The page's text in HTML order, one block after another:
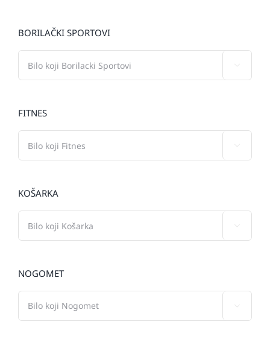
BORILAČKI SPORTOVI
FITNES
KOŠARKA
NOGOMET